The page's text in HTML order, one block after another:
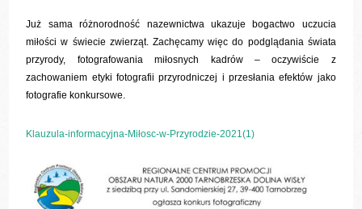
Już sama różnorodność nazewnictwa ukazuje bogactwo uczucia
miłości w świecie zwierząt. Zachęcamy więc do podglądania świata
przyrody, fotografowania miłosnych kadrów – oczywiście z
zachowaniem etyki fotografii przyrodniczej i przesłania efektów jako
fotografie konkursowe.
Klauzula-informacyjna-Miłosc-w-Przyrodzie-2021(1)